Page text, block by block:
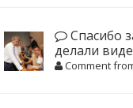
Спасибо
делали
Comment